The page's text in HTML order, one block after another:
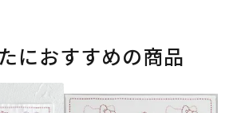
におすすめの商品